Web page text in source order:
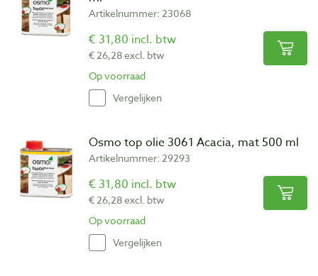
Artikelnummer: 23068
€ 31,80 incl. btw
€ 26,28 excl. btw
Op voorraad
Vergelijken
Osmo top olie 3061 Acacia, mat 500 ml
Artikelnummer: 29293
€ 31,80 incl. btw
€ 26,28 excl. btw
Op voorraad
Vergelijken